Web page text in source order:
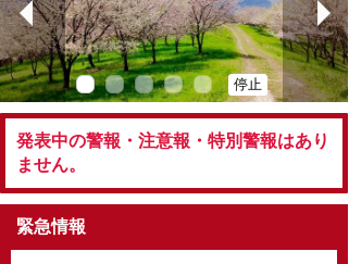
停止
開始
発表中の警報・注意報・特別警報はあり
ません。
緊急情報